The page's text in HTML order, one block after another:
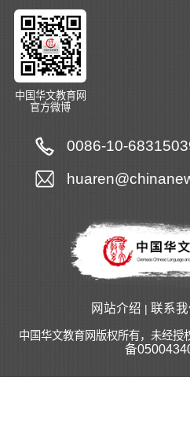
中国华文教育网
官方微博
0086-10-
网站介绍 | 联系我
中国华文教育网版权所有，未经授
备